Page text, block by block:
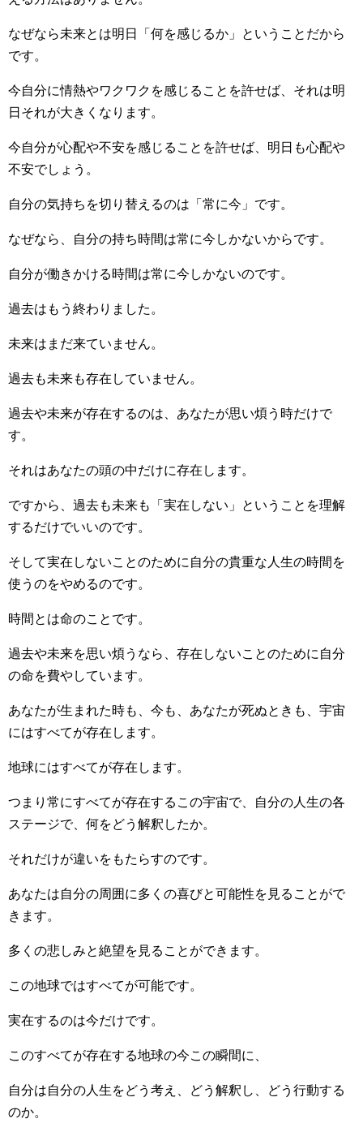
なぜなら未来とは明日「何を感じるか」ということだから
です。
今自分に情熱やワクワクを感じることを許せば、それは明
日それが大きくなります。
今自分が心配や不安を感じることを許せば、明日も心配や
不安でしょう。
自分の気持ちを切り替えるのは「常に今」です。
なぜなら、自分の持ち時間は常に今しかないからです。
自分が働きかける時間は常に今しかないのです。
過去はもう終わりました。
未来はまだ来ていません。
過去も未来も存在していません。
過去や未来が存在するのは、あなたが思い煩う時だけで
す。
それはあなたの頭の中だけに存在します。
ですから、過去も未来も「実在しない」ということを理解
するだけでいいのです。
そして実在しないことのために自分の貴重な人生の時間を
使うのをやめるのです。
時間とは命のことです。
過去や未来を思い煩うなら、存在しないことのために自分
の命を費やしています。
あなたが生まれた時も、今も、あなたが死ぬときも、宇宙
にはすべてが存在します。
地球にはすべてが存在します。
つまり常にすべてが存在するこの宇宙で、自分の人生の各
ステージで、何をどう解釈したか。
それだけが違いをもたらすのです。
あなたは自分の周囲に多くの喜びと可能性を見ることがで
きます。
多くの悲しみと絶望を見ることができます。
この地球ではすべてが可能です。
実在するのは今だけです。
このすべてが存在する地球の今この瞬間に、
自分は自分の人生をどう考え、どう解釈し、どう行動する
のか。